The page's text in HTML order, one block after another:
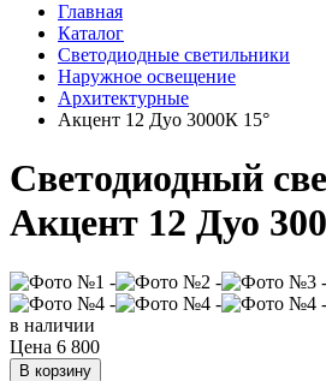
Главная
Каталог
Светодиодные светильники
Наружное освещение
Архитектурные
Акцент 12 Дуо 3000К 15°
Светодиодный
Акцент 12 Дуо
в наличии
Цена 6 800
В корзину